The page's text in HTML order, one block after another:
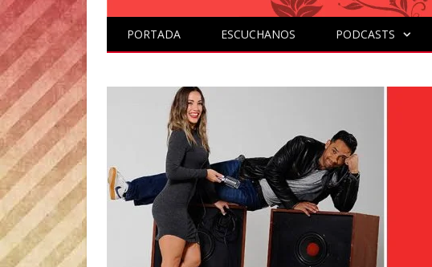
PORTADA ESCUCHANOS PODCASTS